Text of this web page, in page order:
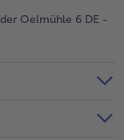
Oelmühle 6 DE -